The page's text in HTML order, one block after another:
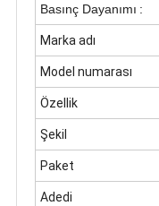
Basınç Dayanımı :
Marka adı
Model numarası
Özellik
Şekil
Paket
Adedi